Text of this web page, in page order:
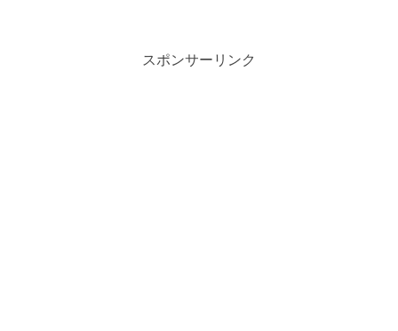
スポンサーリンク